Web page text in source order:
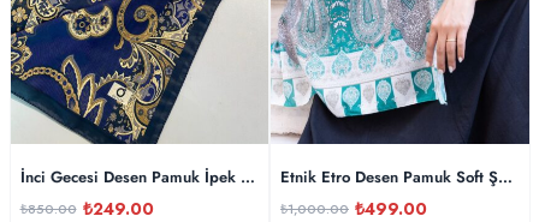
İnci Gecesi Desen Pamuk İpek Şal-10004-DERİN MOR
₺850.00 ₺249.00
Etnik Etro Desen Pamuk Soft Şal
₺1,000.00 ₺499.00